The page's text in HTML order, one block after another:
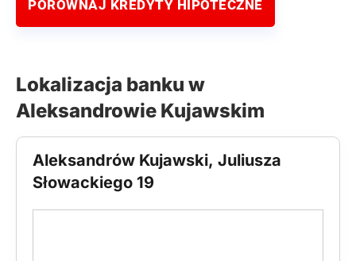
PORÓWNAJ KREDYTY HIPOTECZNE
Lokalizacja banku w
Aleksandrowie Kujawskim
Aleksandrów Kujawski, Juliusza
Słowackiego 19